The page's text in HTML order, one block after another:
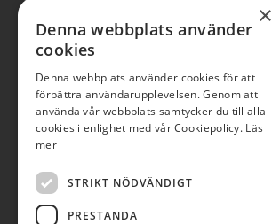
×
Denna webbplats använder
cookies
Denna webbplats använder cookies för att
förbättra användarupplevelsen. Genom att
använda vår webbplats samtycker du till alla
cookies i enlighet med vår Cookiepolicy. Läs
mer
STRIKT NÖDVÄNDIGT
PRESTANDA